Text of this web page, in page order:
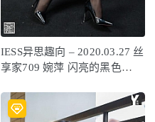
IESS异思趣向 – 2020.03.27 丝
享家709 婉萍 闪亮的黑色